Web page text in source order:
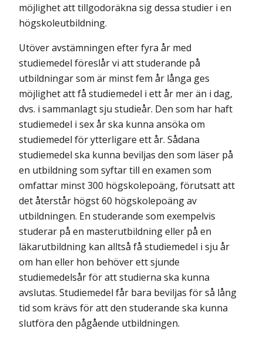
möjlighet att tillgodoräkna sig dessa studier i en
högskoleutbildning.
Utöver avstämningen efter fyra år med
studiemedel föreslår vi att studerande på
utbildningar som är minst fem år långa ges
möjlighet att få studiemedel i ett år mer än i dag,
dvs. i sammanlagt sju studieår. Den som har haft
studiemedel i sex år ska kunna ansöka om
studiemedel för ytterligare ett år. Sådana
studiemedel ska kunna beviljas den som läser på
en utbildning som syftar till en examen som
omfattar minst 300 högskole­poäng, förutsatt att
det återstår högst 60 högskolepoäng av
utbildningen. En studerande som exempelvis
studerar på en masterutbildning eller på en
läkarutbildning kan alltså få studiemedel i sju år
om han eller hon behöver ett sjunde
studiemedelsår för att studierna ska kunna
avslutas. Studiemedel får bara beviljas för så lång
tid som krävs för att den studerande ska kunna
slutföra den pågående utbildningen.